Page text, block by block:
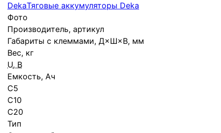
DekaТяговые аккумуляторы Deka
Фото
Производитель, артикул
Габариты с клеммами, Д×Ш×В, мм
Вес, кг
U, В
Емкость, Ач
С5
C10
C20
Тип